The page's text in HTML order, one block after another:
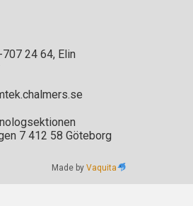
24 64, Elin
7 412 58 Göteborg
Made byVaquita